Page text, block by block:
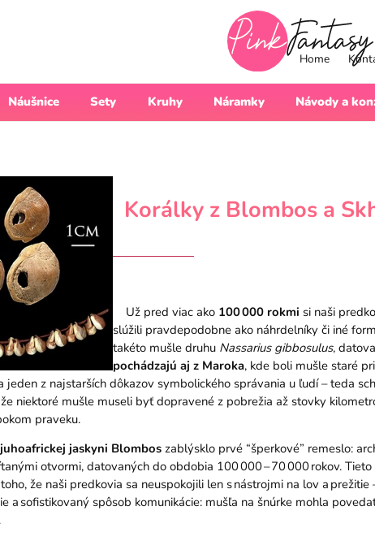
Náušnice Sety Kruhy Náramky Návody a
Home
Korálky z Blombos a S
Už pred viac ako 100 000 rokmi si naši
slúžili pravdepodobne ako náhrdelníky či iné
takéto mušle druhu Nassarius gibbosulus,
pochádzajú aj z Maroka, kde boli mušle staré
jeden z najstarších dôkazov symbolického správania u ľudí – teda
niektoré mušle museli byť dopravené z pobrežia až stovky
praveku.
jaskyni Blomboszablýsklo prvé “šperkové” remeslo:
otvormi, datovaných do obdobia 100 000 – 70 000 rokov.
že naši predkovia sa neuspokojili len s nástrojmi na lov a
a sofistikovaný spôsob komunikácie: mušľa na šnúrke mohla